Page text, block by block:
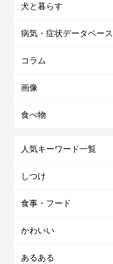
犬と暮らす
病気・症状データベース
コラム
画像
食べ物
人気キーワード一覧
しつけ
食事・フード
かわいい
あるある